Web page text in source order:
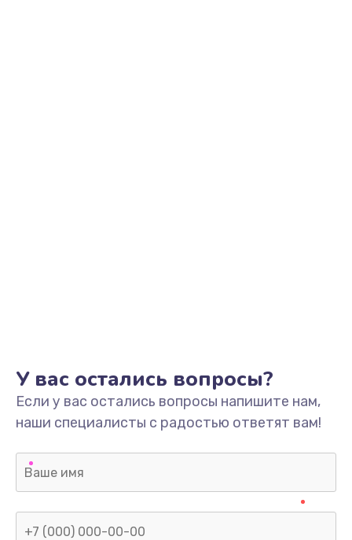
У вас остались вопросы?
Если у вас остались вопросы напишите нам,
наши специалисты с радостью ответят вам!